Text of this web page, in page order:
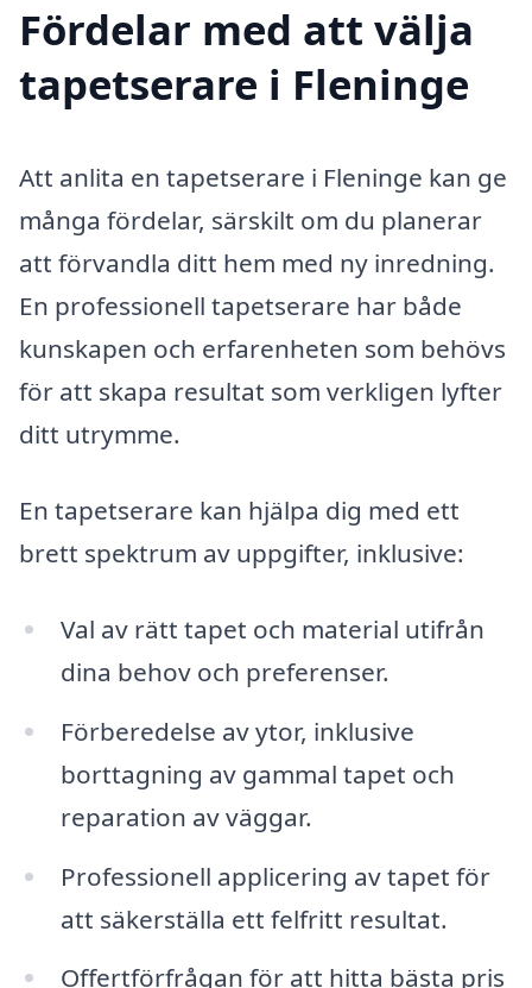
Fördelar med att välja
tapetserare i Fleninge
Att anlita en tapetserare i Fleninge kan ge
många fördelar, särskilt om du planerar
att förvandla ditt hem med ny inredning.
En professionell tapetserare har både
kunskapen och erfarenheten som behövs
för att skapa resultat som verkligen lyfter
ditt utrymme.
En tapetserare kan hjälpa dig med ett
brett spektrum av uppgifter, inklusive:
Val av rätt tapet och material utifrån
dina behov och preferenser.
Förberedelse av ytor, inklusive
borttagning av gammal tapet och
reparation av väggar.
Professionell applicering av tapet för
att säkerställa ett felfritt resultat.
Offertförfrågan för att hitta bästa pris